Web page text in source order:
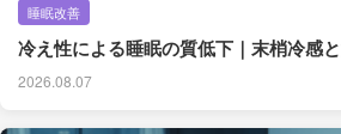
睡眠改善
冷え性による睡眠の質低下｜末梢冷感
2026.08.07